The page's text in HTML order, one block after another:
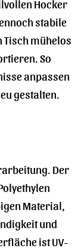
Hocker
stabile
Tisch mühelos
So
anpassen
gestalten.
Der
Material,
und
ist UV-